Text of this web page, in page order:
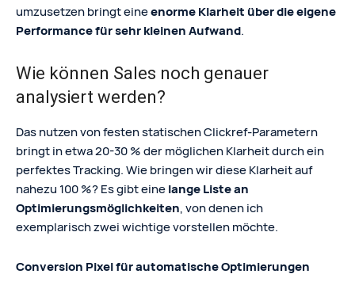
umzusetzen bringt eineenorme Klarheit über die eigene
Performance für sehr kleinen Aufwand.
Wie können Sales noch genauer
analysiert werden?
Das nutzen von festen statischen Clickref-Parametern
bringt in etwa 20-30 % der möglichen Klarheit durch ein
perfektes Tracking. Wie bringen wir diese Klarheit auf
nahezu 100 %? Es gibt einelange Liste an
Optimierungsmöglichkeiten, von denen ich
exemplarisch zwei wichtige vorstellen möchte.
Conversion Pixel für automatische Optimierungen